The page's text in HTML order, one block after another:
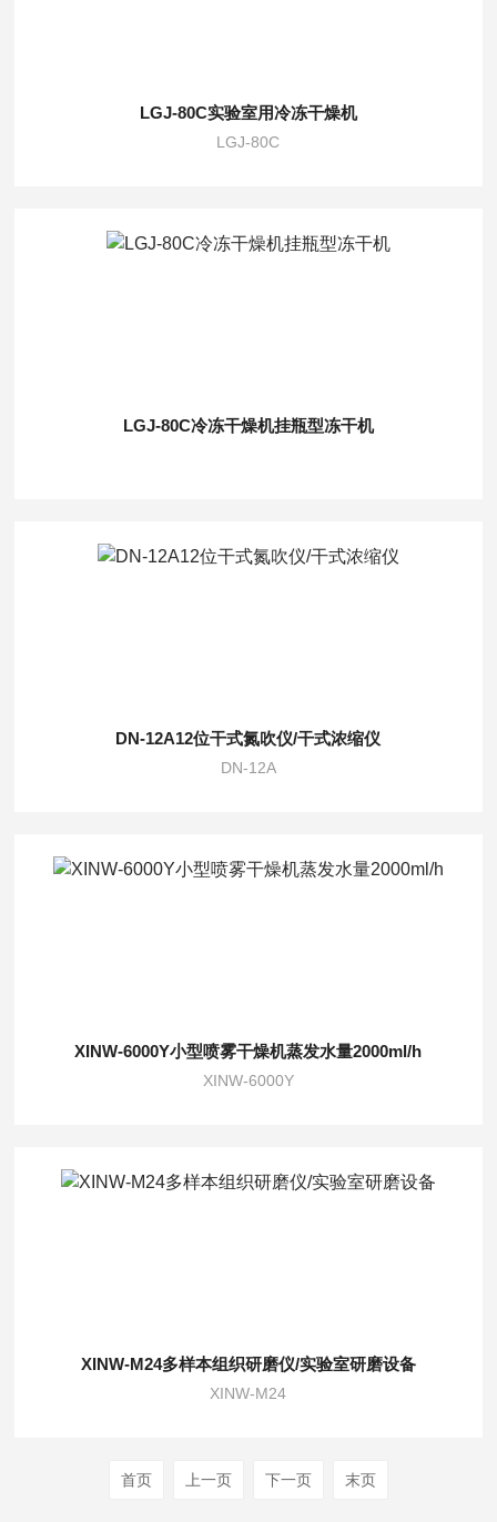
LGJ-80C实验室用冷冻干燥机
LGJ-80C
LGJ-80C冷冻干燥机挂瓶型冻干机
DN-12A12位干式氮吹仪/干式浓缩仪
DN-12A
XINW-6000Y小型喷雾干燥机蒸发水量2000ml/h
XINW-6000Y
XINW-M24多样本组织研磨仪/实验室研磨设备
XINW-M24
首页 上一页 下一页 末页